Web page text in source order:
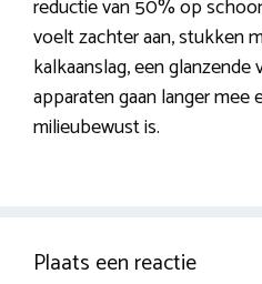
reductie van 50% op
voelt zachter aan, stukken
kalkaanslag, een
apparaten gaan langer
milieubewust is.
Plaats een reactie